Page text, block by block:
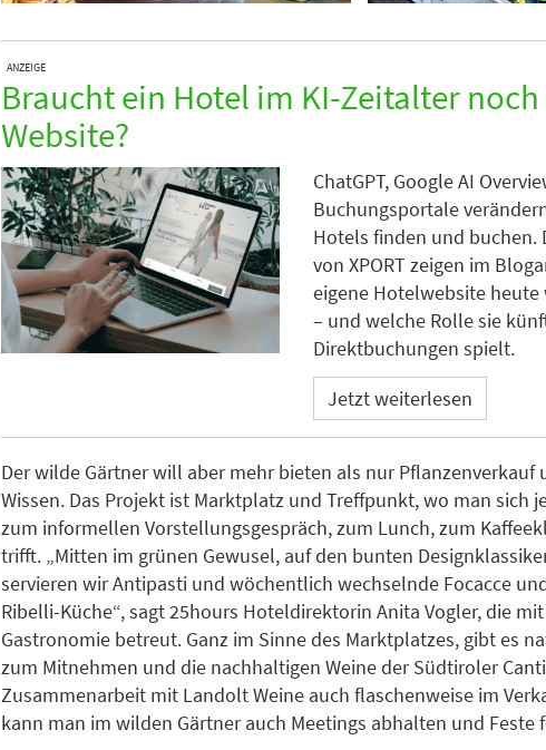
ANZEIGE
Braucht ein Hotel im KI-Zeitalter
Website?
ChatGPT, Google AI
Buchungsportale
Hotels finden und buchen.
von XPORT zeigen im
eigene Hotelwebsite
– und welche Rolle sie
Direktbuchungen spielt.
Jetzt weiterlesen
Der wilde Gärtner will aber mehr bieten als nur
Wissen. Das Projekt ist Marktplatz und Treffpunkt, wo man sich
zum informellen Vorstellungsgespräch, zum Lunch, zum
trifft. „Mitten im grünen Gewusel, auf den bunten
servieren wir Antipasti und wöchentlich wechselnde Focacce
Ribelli-Küche“, sagt 25hours Hoteldirektorin Anita Vogler, die
Gastronomie betreut. Ganz im Sinne des Marktplatzes, gibt es
zum Mitnehmen und die nachhaltigen Weine der Südtiroler
Zusammenarbeit mit Landolt Weine auch flaschenweise im
kann man im wilden Gärtner auch Meetings abhalten und Feste